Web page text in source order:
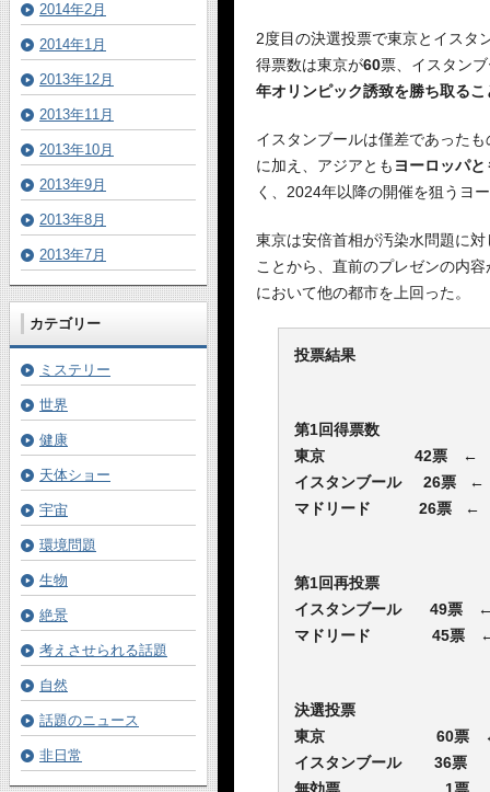
2度目の決選投票で東京とイスタ
得票数は東京が60票、イスタン
年オリンピック誘致を勝ち取る
イスタンブールは僅差であった
に加え、アジアとも ヨーロッパ
く、2024年以降の開催を狙うヨ
東京は安倍首相が汚染水問題に
ことから、直前のプレゼンの内
において他の都市を上回った。
投票結果
第1回得票数
東京 42票
イスタンブール 26票 ←
マドリード 26票 ←
第1回再投票
イスタンブール 49
マドリード 45票
決選投票
東京 60票
イスタンブール 36票
2014年2月
2014年1月
2013年12月
2013年11月
2013年10月
2013年9月
2013年8月
2013年7月
カテゴリー
ミステリー
世界
健康
天体ショー
宇宙
環境問題
生物
絶景
考えさせられる話題
自然
話題のニュース
非日常